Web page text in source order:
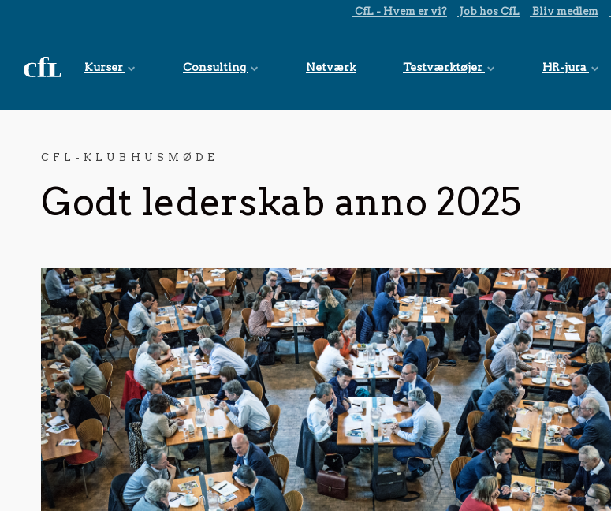
CfL - Hvem er vi? Job hos CfL Bliv medlem
Kurser Consulting Netværk Testværktøjer HR-jura
CFL-KLUBHUSMØDE
Godt lederskab anno 2025